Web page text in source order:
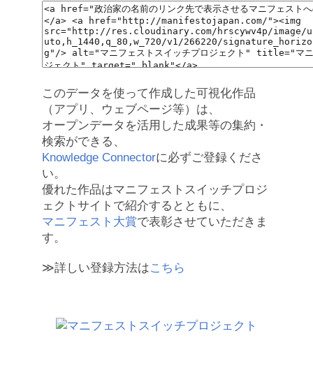
このデータを使って作成した可視化作品
（アプリ、ウェブページ等）は、
オープンデータを活用した成果等の集約・
検索ができる、
Knowledge Connectorに必ずご登録くださ
い。
優れた作品はマニフェストスイッチプロジ
ェクトサイトで紹介するとともに、
マニフェスト大賞で表彰させていただきま
す。
≫詳しい登録方法はこちら